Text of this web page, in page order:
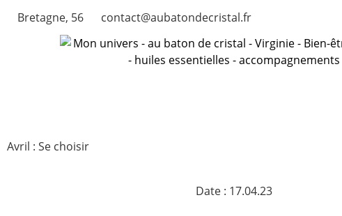
Bretagne, 56 contact@aubatondecristal.fr
Avril : Se choisir
Date : 17.04.23